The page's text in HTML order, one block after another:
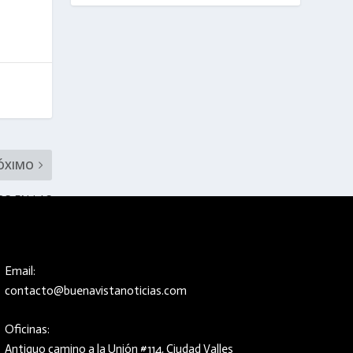
EN LAS
Email:
contacto@buenavistanoticias.com
Oficinas:
Antiguo camino a la Unión #114, Ciudad Valles